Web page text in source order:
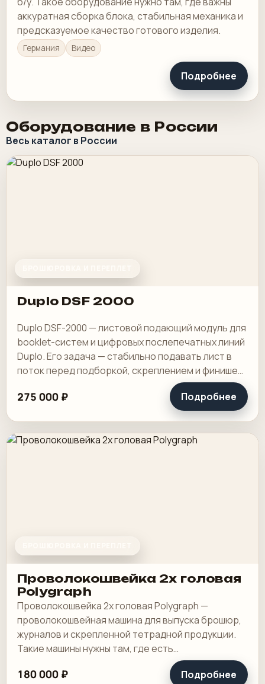
аккуратная сборка блока, стабильная механика и
предсказуемое качество готового изделия.
Германия Видео
Подробнее
Оборудование в России
Весь каталог в России
Duplo DSF 2000
Duplo DSF-2000 — листовой подающий модуль для
booklet-систем и цифровых послепечатных линий
Duplo. Его задача — стабильно подавать лист в
поток перед подборкой, скреплением и финишем,
275 000 ₽ Подробнее
Проволокошвейка 2х головая
Polygraph
Проволокошвейка 2х головая Polygraph —
проволокошвейная машина для выпуска брошюр,
журналов и скрепленной тетрадной продукции.
Такие машины нужны там, где есть
повторяющиеся работы на скрепку и хочется
держать этот этап.
180 000 ₽ Подробнее